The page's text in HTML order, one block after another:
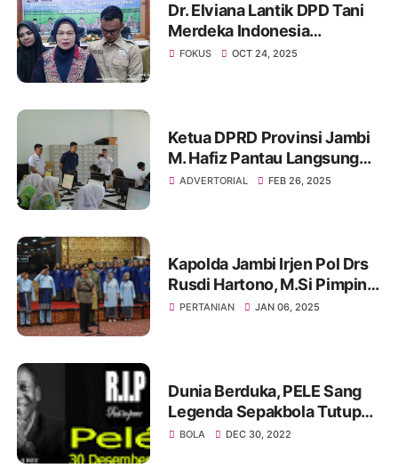
Dr. Elviana Lantik DPD Tani
Merdeka Indonesia
Kabupaten Bungo: Dorong
FOKUS OCT 24, 2025
Ketua DPRD Provinsi Jambi
M. Hafiz Pantau Langsung
Pelaksanaan Tes CAT di
ADVERTORIAL FEB 26, 2025
Kapolda Jambi Irjen Pol Drs
Rusdi Hartono, M.Si Pimpin
Upacara Peringatan HUT
PERTANIAN JAN 06, 2025
Dunia Berduka, PELE Sang
Legenda Sepakbola Tutup
Usia 82 Tahun
BOLA DEC 30, 2022